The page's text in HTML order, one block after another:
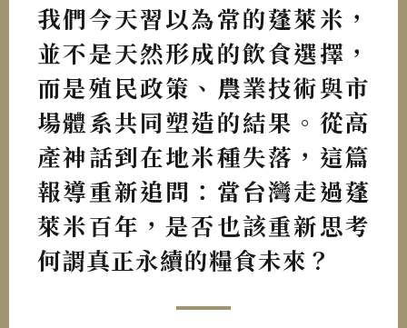
我們今天習以為常的蓬萊米，
並不是天然形成的飲食選擇，
而是殖民政策、農業技術與市
場體系共同塑造的結果。從高
產神話到在地米種失落，這篇
報導重新追問：當台灣走過蓬
萊米百年，是否也該重新思考
何謂真正永續的糧食未來？